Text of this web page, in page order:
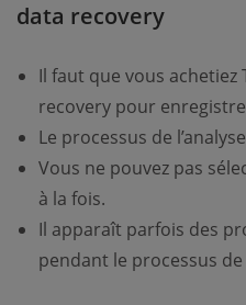
data recovery
Il faut que vous
recovery pour
Le processus de
Vous ne pouvez pas
à la fois.
Il apparaît parfois des
pendant le processus